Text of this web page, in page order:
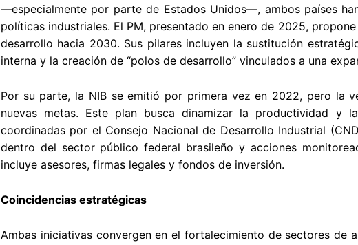
—especialmente por parte de Estados Unidos—, ambos países
políticas industriales. El PM, presentado en enero de 2025,
desarrollo hacia 2030. Sus pilares incluyen la sustitución
interna y la creación de “polos de desarrollo” vinculados a una
Por su parte, la NIB se emitió por primera vez en 2022, pero la
nuevas metas. Este plan busca dinamizar la productividad y
coordinadas por el Consejo Nacional de Desarrollo Industrial
dentro del sector público federal brasileño y acciones
incluye asesores, firmas legales y fondos de inversión.
Coincidencias estratégicas
Ambas iniciativas convergen en el fortalecimiento de sectores de